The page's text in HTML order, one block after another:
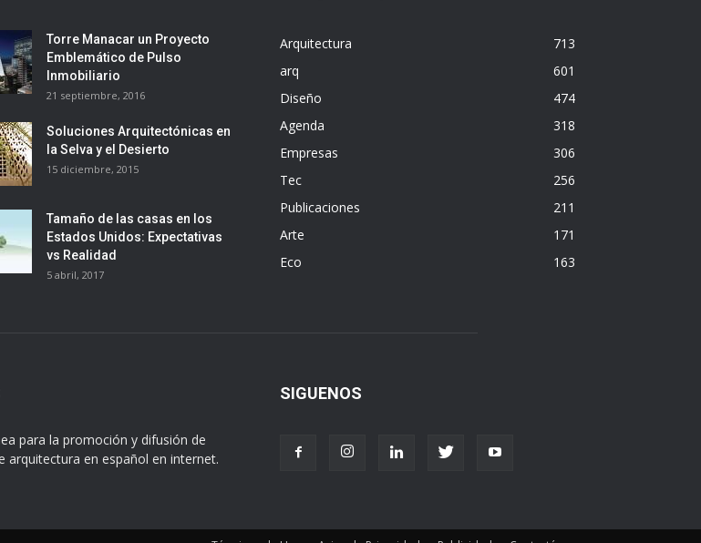
Torre Manacar un Proyecto
Emblemático de Pulso
Inmobiliario
21 septiembre, 2016
Soluciones Arquitectónicas en
la Selva y el Desierto
15 diciembre, 2015
Tamaño de las casas en los
Estados Unidos: Expectativas
vs Realidad
5 abril, 2017
Arquitectura
713
arq
601
Diseño
474
Agenda
318
Empresas
306
Tec
256
Publicaciones
211
Arte
171
Eco
163
para la promoción y difusión de
arquitectura en español en internet.
SIGUENOS